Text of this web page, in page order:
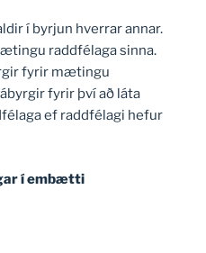
í byrjun hverrar annar.
raddfélaga sinna.
fyrir mætingu
fyrir því að láta
ef raddfélagi hefur
í embætti